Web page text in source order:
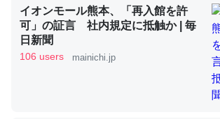
論文では「淡水はカルシウムも酸素も不足
イオンモール熊本、「再入館を許
可」の証言 社内規定に抵触か | 毎
日新聞
106 users mainichi.jp